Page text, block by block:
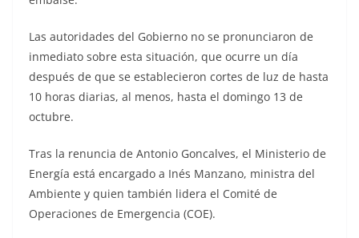
Las autoridades del Gobierno no se pronunciaron de
inmediato sobre esta situación, que ocurre un día
después de que se establecieron cortes de luz de hasta
10 horas diarias, al menos, hasta el domingo 13 de
octubre.
Tras la renuncia de Antonio Goncalves, el Ministerio de
Energía está encargado a Inés Manzano, ministra del
Ambiente y quien también lidera el Comité de
Operaciones de Emergencia (COE).